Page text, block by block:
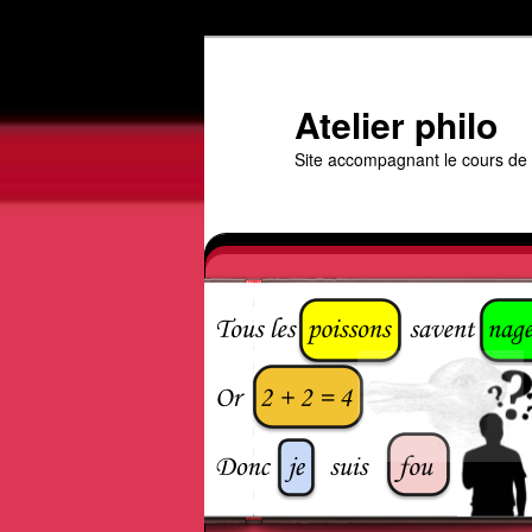
principal
Atelier philo
Site accompagnant le cours